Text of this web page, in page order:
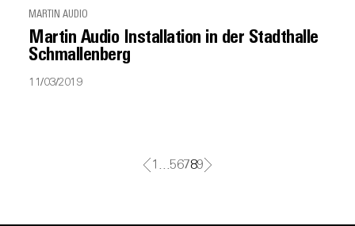
MARTIN AUDIO
Martin Audio Installation in der Stadthalle
Schmallenberg
11/03/2019
1 …56789